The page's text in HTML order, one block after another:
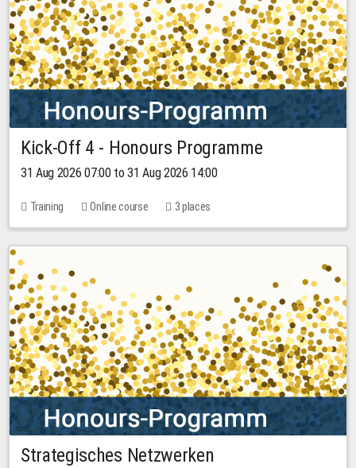
Kick-Off 4 - Honours Programme
31 Aug 2026 07:00 to 31 Aug 2026 14:00
Training Online course 3 places
Strategisches Netzwerken